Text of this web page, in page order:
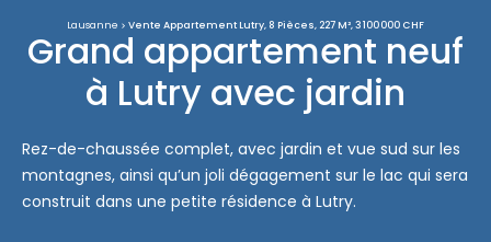
Lausanne Vente Appartement Lutry, 8 Pièces, 227 M², 3 100 000 CHF
Grand appartement neuf
à Lutry avec jardin
Rez-de-chaussée complet, avec jardin et vue sud sur les
montagnes, ainsi qu’un joli dégagement sur le lac qui sera
construit dans une petite résidence à Lutry.